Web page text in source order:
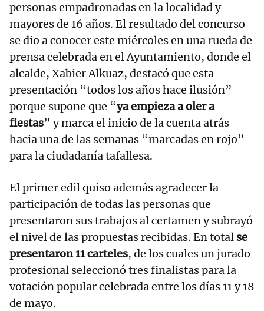
personas empadronadas en la localidad y
mayores de 16 años. El resultado del concurso
se dio a conocer este miércoles en una rueda de
prensa celebrada en el Ayuntamiento, donde el
alcalde, Xabier Alkuaz, destacó que esta
presentación “todos los años hace ilusión”
porque supone que “ya empieza a oler a
fiestas” y marca el inicio de la cuenta atrás
hacia una de las semanas “marcadas en rojo”
para la ciudadanía tafallesa.
El primer edil quiso además agradecer la
participación de todas las personas que
presentaron sus trabajos al certamen y subrayó
el nivel de las propuestas recibidas. En total se
presentaron 11 carteles, de los cuales un jurado
profesional seleccionó tres finalistas para la
votación popular celebrada entre los días 11 y 18
de mayo.